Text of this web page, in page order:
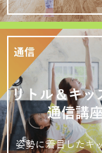
リトル＆キッ
通信講
姿勢に着目したキ